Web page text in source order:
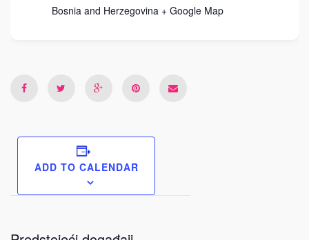
Bosnia and Herzegovina + Google Map
ADD TO CALENDAR